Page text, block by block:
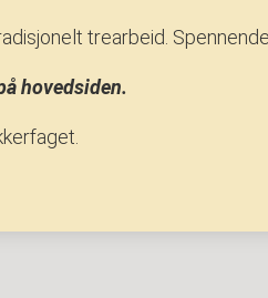
trearbeid.
hovedsiden.